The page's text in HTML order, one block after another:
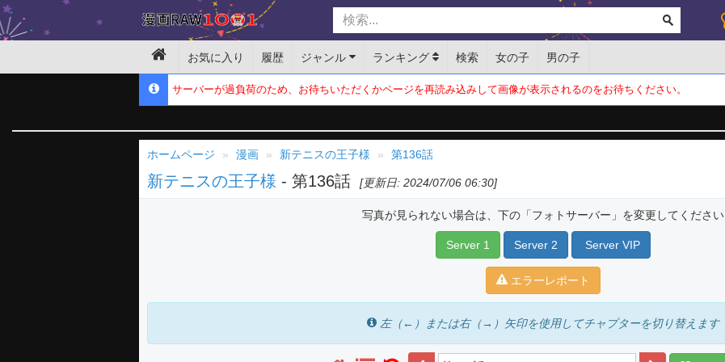
お気に入り 履歴 ジャンル ランキング 検索 女の子 男の子
サーバーが過負荷のため、お待ちいただくかページを再読み込みして画像が表示されるのをお待ちください。
ホームページ 漫画 新テニスの王子様 第136話
新テニスの王子様 - 第136話 [更新日: 2024/07/06 06:30]
写真が見られない場合は、下の「フォトサーバー」を変更してください
Server 1 Server 2 Server VIP
エラーレポート
左（←）または右（→）矢印を使用してチャプターを切り替えます